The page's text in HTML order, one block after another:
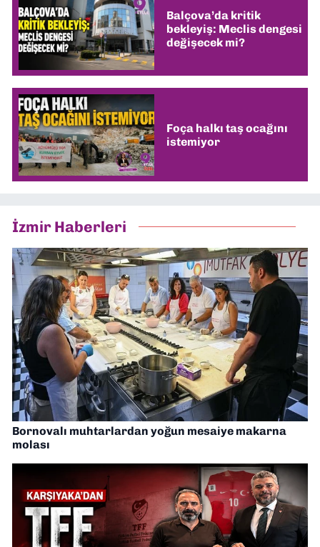
Balçova’da kritik
bekleyiş: Meclis dengesi
değişecek mi?
Foça halkı taş ocağını
istemiyor
İzmir Haberleri
Bornovalı muhtarlardan yoğun mesaiye makarna
molası